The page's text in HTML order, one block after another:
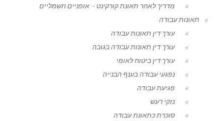
מדריך לאחר תאונת קורקינט – אופניים חשמליים
תאונות עבודה
עורך דין תאונות עבודה
עורך דין תאונות עבודה בגובה
עורך דין ביטוח לאומי
נפגעי עבודה בענף הבנייה
פגיעת עבודה
נזקי רעש
סוכרת כתאונת עבודה